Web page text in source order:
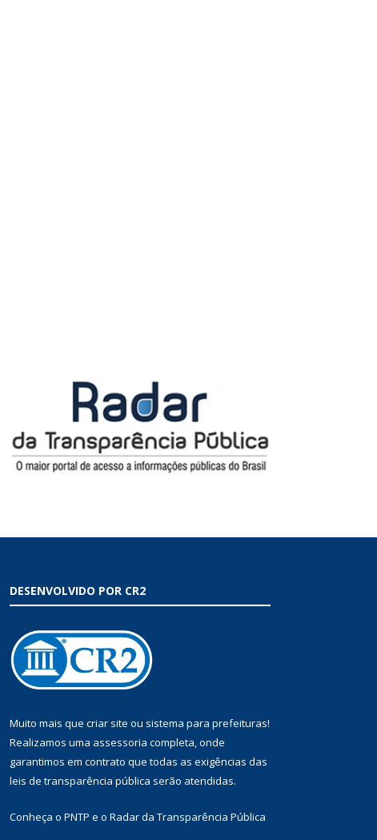
DESENVOLVIDO POR CR2
Muito mais que criar site ou sistema para prefeituras!
Realizamos uma assessoria completa, onde
garantimos em contrato que todas as exigências das
leis de transparência pública serão atendidas.
Conheça o PNTP e o Radar da Transparência Pública